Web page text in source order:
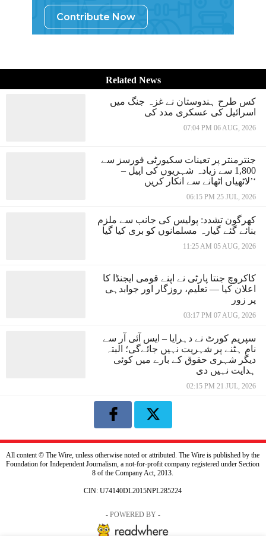
Contribute Now
Related News
کس طرح ہندوستان نے غزہ جنگ میں
اسرائیل کی عسکری مدد کی
07:04 PM 06 AUG, 2026
جنترمنتر پر تعینات سکیورٹی فورسز سے
1,800 سے زیادہ شہریوں کی اپیل –
’لاٹھیاں اٹھانے سے انکار کریں‘
06:15 PM 25 JUL, 2026
کھرگون تشدد: پولیس کی جانب سے ملزم
بنائے گئے گیارہ مسلمانوں کو بری کیا گیا
11:25 AM 05 AUG, 2026
کاکروچ جنتا پارٹی نے اپنے قومی ایجنڈا کا
اعلان کیا — تعلیم، روزگار اور جوابدہی
پر زور
03:17 PM 07 AUG, 2026
سپریم کورٹ نے دہرایا – ایس آئی آر سے
نام ہٹنے پر شہریت نہیں جائےگی؛ البتہ
دیگر شہری حقوق کے بارے میں کوئی
ہدایت نہیں دی
02:15 PM 21 JUL, 2026
All content © The Wire, unless otherwise noted or attributed. The Wire is published by the
Foundation for Independent Journalism, a not-for-profit company registered under Section
8 of the Company Act, 2013.
CIN: U74140DL2015NPL285224
- POWERED BY -